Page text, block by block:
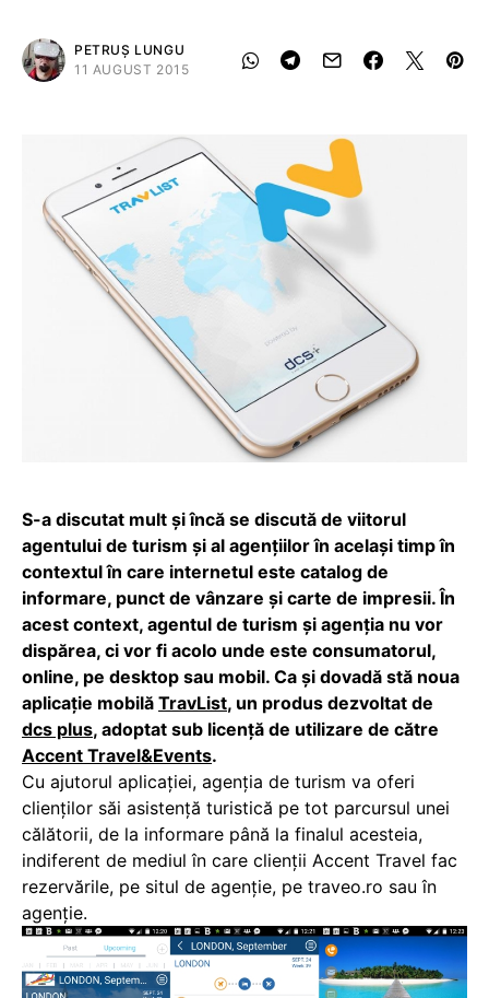
PETRUȘ LUNGU
11 AUGUST 2015
S-a discutat mult și încă se discută de viitorul
agentului de turism și al agențiilor în același timp în
contextul în care internetul este catalog de
informare, punct de vânzare și carte de impresii. În
acest context, agentul de turism și agenția nu vor
dispărea, ci vor fi acolo unde este consumatorul,
online, pe desktop sau mobil. Ca și dovadă stă noua
aplicație mobilă TravList, un produs dezvoltat de
dcs plus, adoptat sub licență de utilizare de către
Accent Travel&Events.
Cu ajutorul aplicației, agenția de turism va oferi
clienților săi asistență turistică pe tot parcursul unei
călătorii, de la informare până la finalul acesteia,
indiferent de mediul în care clienții Accent Travel fac
rezervările, pe situl de agenție, pe traveo.ro sau în
agenție.